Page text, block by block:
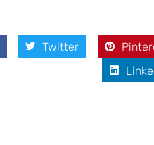
Twitter